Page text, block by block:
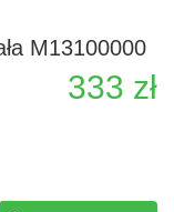
M13100000
333 zł